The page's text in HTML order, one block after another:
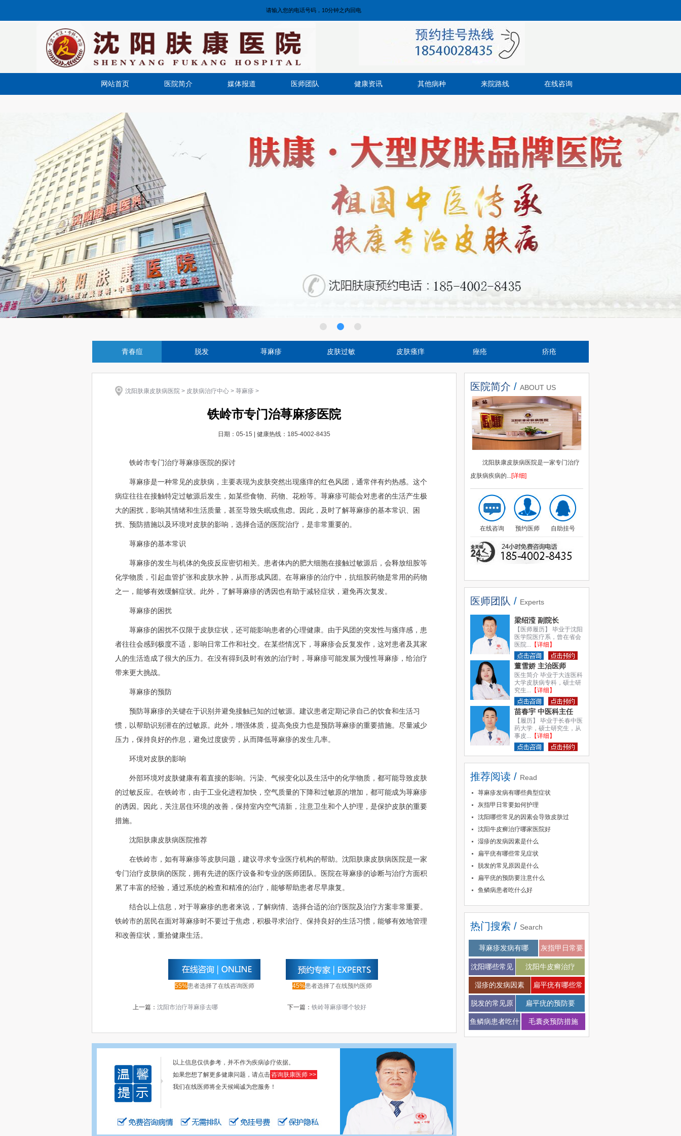
网站首页 医院简介 媒体报道 医师团队 健康资讯 其他病种 来院路线 在线咨询
青春痘 脱发 荨麻疹 皮肤过敏 皮肤瘙痒 痤疮 疥疮
沈阳肤康皮肤病医院 > 皮肤病治疗中心 > 荨麻疹 >
铁岭市专门治荨麻疹医院
日期：05-15 健康热线：185-4002-8435
铁岭市专门治疗荨麻疹医院的探讨
荨麻疹是一种常见的皮肤病，主要表现为皮肤突然出现瘙痒的红色风团，通常伴有灼热感。这个
病症往往在接触特定过敏源后发生，如某些食物、药物、花粉等。荨麻疹可能会对患者的生活产生极
大的困扰，影响其情绪和生活质量，甚至导致失眠或焦虑。因此，及时了解荨麻疹的基本常识、困
扰、预防措施以及环境对皮肤的影响，选择合适的医院治疗，是非常重要的。
荨麻疹的基本常识
荨麻疹的发生与机体的免疫反应密切相关。患者体内的肥大细胞在接触过敏源后，会释放组胺等
化学物质，引起血管扩张和皮肤水肿，从而形成风团。在荨麻疹的治疗中，抗组胺药物是常用的药物
之一，能够有效缓解症状。此外，了解荨麻疹的诱因也有助于减轻症状，避免再次复发。
荨麻疹的困扰
荨麻疹的困扰不仅限于皮肤症状，还可能影响患者的心理健康。由于风团的突发性与瘙痒感，患
者往往会感到极度不适，影响日常工作和社交。在某些情况下，荨麻疹会反复发作，这对患者及其家
人的生活造成了很大的压力。在没有得到及时有效的治疗时，荨麻疹可能发展为慢性荨麻疹，给治疗
带来更大挑战。
荨麻疹的预防
预防荨麻疹的关键在于识别并避免接触已知的过敏源。建议患者定期记录自己的饮食和生活习
惯，以帮助识别潜在的过敏原。此外，增强体质，提高免疫力也是预防荨麻疹的重要措施。尽量减少
压力，保持良好的作息，避免过度疲劳，从而降低荨麻疹的发生几率。
环境对皮肤的影响
外部环境对皮肤健康有着直接的影响。污染、气候变化以及生活中的化学物质，都可能导致皮肤
的过敏反应。在铁岭市，由于工业化进程加快，空气质量的下降和过敏原的增加，都可能成为荨麻疹
的诱因。因此，关注居住环境的改善，保持室内空气清新，注意卫生和个人护理，是保护皮肤的重要
措施。
沈阳肤康皮肤病医院推荐
在铁岭市，如有荨麻疹等皮肤问题，建议寻求专业医疗机构的帮助。 沈阳肤康皮肤病医院是一家
专门治疗皮肤病的医院，拥有先进的医疗设备和专业的医师团队。医院在荨麻疹的诊断与治疗方面积
累了丰富的经验，通过系统的检查和精准的治疗，能够帮助患者尽早康复。
结合以上信息，对于荨麻疹的患者来说，了解病情、选择合适的治疗医院及治疗方案非常重要。
铁岭市的居民在面对荨麻疹时不要过于焦虑，积极寻求治疗、保持良好的生活习惯，能够有效地管理
和改善症状，重拾健康生活。
55%患者选择了在线咨询医师 45%患者选择了在线预约医师
上一篇： 沈阳市治疗荨麻疹去哪 下一篇： 铁岭荨麻疹哪个较好
以上信息仅供参考，并不作为疾病诊疗依据。
如果您想了解更多健康问题，请点击 咨询肤康医师 >>
我们在线医师将全天候竭诚为您服务！
医院简介 / ABOUT US
沈阳肤康皮肤病医院是一家专门治疗
皮肤病疾病的...[详细]
在线咨询 预约医师 自助挂号
医师团队 / Experts
梁绍滢 副院长
【医师履历】 毕业于沈阳
医学院医疗系，曾在省会
医院... 【详细】
董雪娇 主治医师
医生简介 毕业于大连医科
大学皮肤病专科，硕士研
究生... 【详细】
苗春宇 中医科主任
【履历】 毕业于长春中医
药大学，硕士研究生，从
事皮... 【详细】
推荐阅读 / Read
荨麻疹发病有哪些典型症状
灰指甲日常要如何护理
沈阳哪些常见的因素会导致皮肤过
沈阳牛皮癣治疗哪家医院好
湿疹的发病因素是什么
扁平疣有哪些常见症状
脱发的常见原因是什么
扁平疣的预防要注意什么
鱼鳞病患者吃什么好
热门搜索 / Search
荨麻疹发病有哪 灰指甲日常要
如
沈阳哪些常见
的
沈阳牛皮癣治疗
湿疹的发病因素 扁平疣有哪些常
脱发的常见原
因
扁平疣的预防要
鱼鳞病患者吃什 毛囊炎预防措施